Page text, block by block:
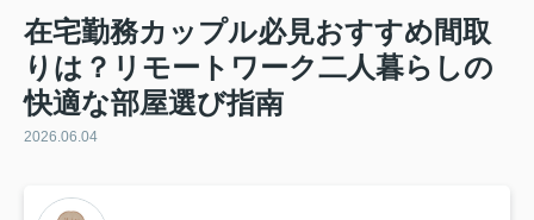
在宅勤務カップル必見おすすめ間取
りは？リモートワーク二人暮らしの
快適な部屋選び指南
2026.06.04